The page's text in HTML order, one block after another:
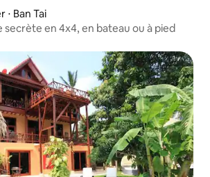
Ban Tai
secrète en 4x4, en bateau ou à pied